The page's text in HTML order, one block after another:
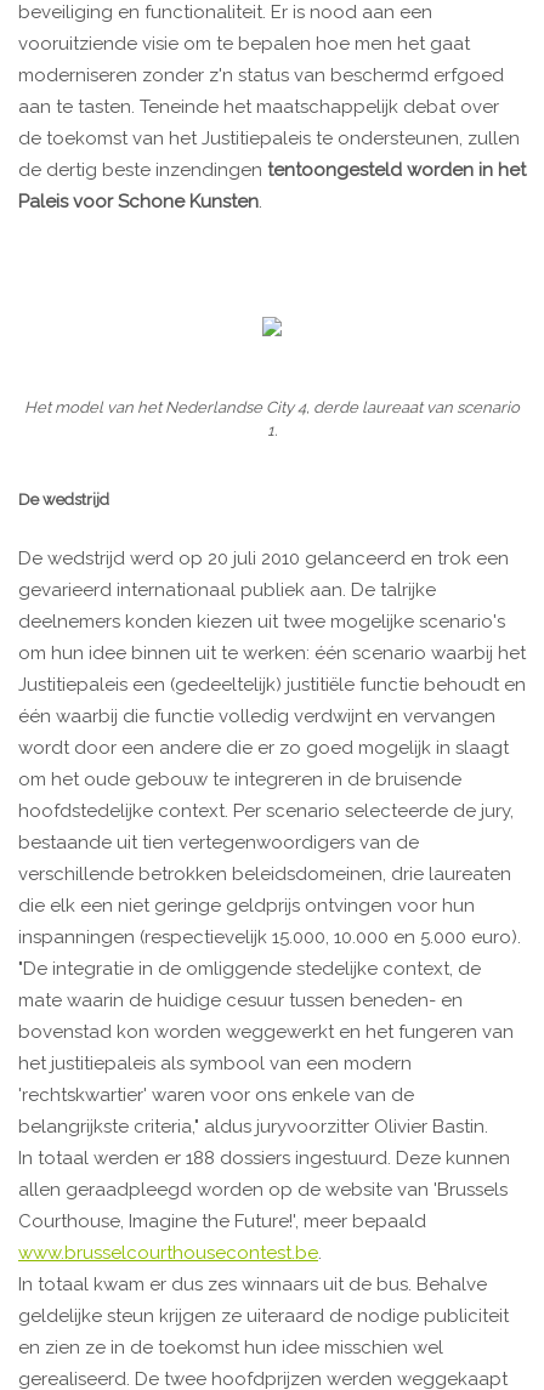
beveiliging en functionaliteit. Er is nood aan een
vooruitziende visie om te bepalen hoe men het gaat
moderniseren zonder z'n status van beschermd erfgoed
aan te tasten. Teneinde het maatschappelijk debat over
de toekomst van het Justitiepaleis te ondersteunen, zullen
de dertig beste inzendingen tentoongesteld worden in het
Paleis voor Schone Kunsten.
Het model van het Nederlandse City 4, derde laureaat van scenario
1.
De wedstrijd
De wedstrijd werd op 20 juli 2010 gelanceerd en trok een
gevarieerd internationaal publiek aan. De talrijke
deelnemers konden kiezen uit twee mogelijke scenario's
om hun idee binnen uit te werken: één scenario waarbij het
Justitiepaleis een (gedeeltelijk) justitiële functie behoudt en
één waarbij die functie volledig verdwijnt en vervangen
wordt door een andere die er zo goed mogelijk in slaagt
om het oude gebouw te integreren in de bruisende
hoofdstedelijke context. Per scenario selecteerde de jury,
bestaande uit tien vertegenwoordigers van de
verschillende betrokken beleidsdomeinen, drie laureaten
die elk een niet geringe geldprijs ontvingen voor hun
inspanningen (respectievelijk 15.000, 10.000 en 5.000 euro).
"De integratie in de omliggende stedelijke context, de
mate waarin de huidige cesuur tussen beneden- en
bovenstad kon worden weggewerkt en het fungeren van
het justitiepaleis als symbool van een modern
'rechtskwartier' waren voor ons enkele van de
belangrijkste criteria," aldus juryvoorzitter Olivier Bastin.
In totaal werden er 188 dossiers ingestuurd. Deze kunnen
allen geraadpleegd worden op de website van 'Brussels
Courthouse, Imagine the Future!', meer bepaald
www.brusselcourthousecontest.be.
In totaal kwam er dus zes winnaars uit de bus. Behalve
geldelijke steun krijgen ze uiteraard de nodige publiciteit
en zien ze in de toekomst hun idee misschien wel
gerealiseerd. De twee hoofdprijzen werden weggekaapt